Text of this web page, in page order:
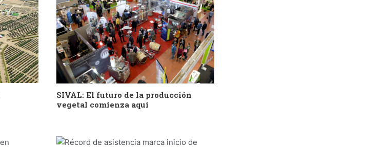
SIVAL: El futuro de la producción
vegetal comienza aquí